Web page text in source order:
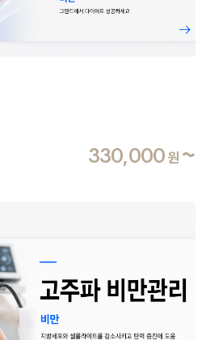
330,000 원 ~